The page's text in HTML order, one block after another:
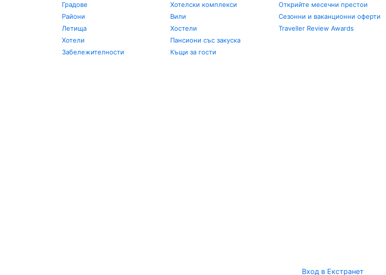
Градове
Райони
Летища
Хотели
Забележителности
Хотелски комплекси
Вили
Хостели
Пансиони със закуска
Къщи за гости
Открийте месечни престои
Сезонни и ваканционни оферти
Traveller Review Awards
Вход в Екстранет